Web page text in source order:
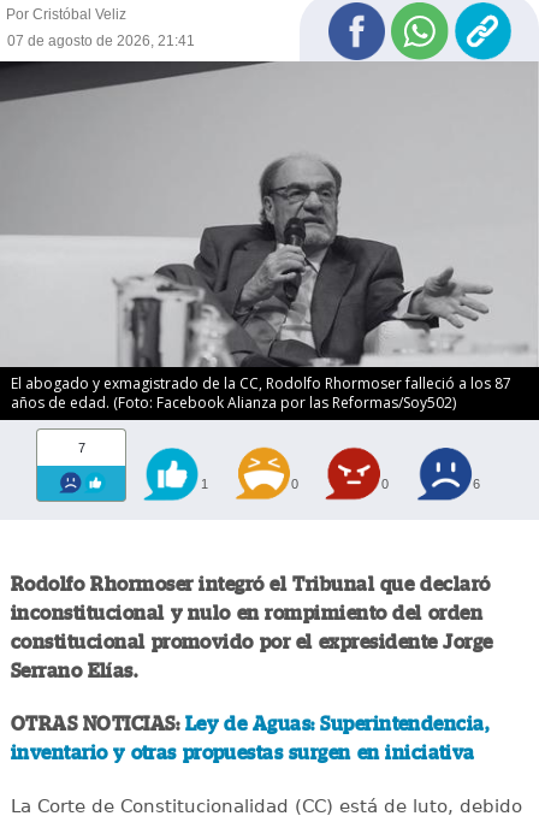
Por Cristóbal Veliz
07 de agosto de 2026, 21:41
El abogado y exmagistrado de la CC, Rodolfo Rhormoser falleció a los 87
años de edad. (Foto: Facebook Alianza por las Reformas/Soy502)
7
1 0 0 6
Rodolfo Rhormoser integró el Tribunal que declaró
inconstitucional y nulo en rompimiento del orden
constitucional promovido por el expresidente Jorge
Serrano Elías.
OTRAS NOTICIAS: Ley de Aguas: Superintendencia,
inventario y otras propuestas surgen en iniciativa
La Corte de Constitucionalidad (CC) está de luto, debido